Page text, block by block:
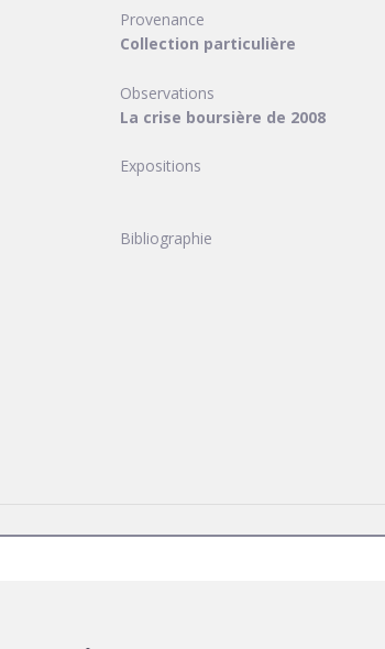
Provenance
Collection particulière
Observations
La crise boursière de 2008
Expositions
Bibliographie